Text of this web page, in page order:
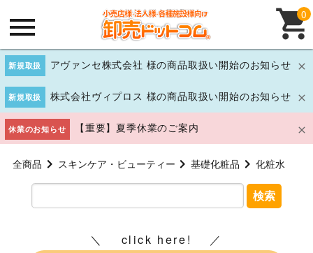
新規取扱 アヴァンセ株式会社 様の商品取扱い開始のお知らせ
新規取扱 株式会社ヴィプロス 様の商品取扱い開始のお知らせ
休業のお知らせ 【重要】夏季休業のご案内
0
全商品 スキンケア・ビューティー 基礎化粧品 化粧水
検索
click here!